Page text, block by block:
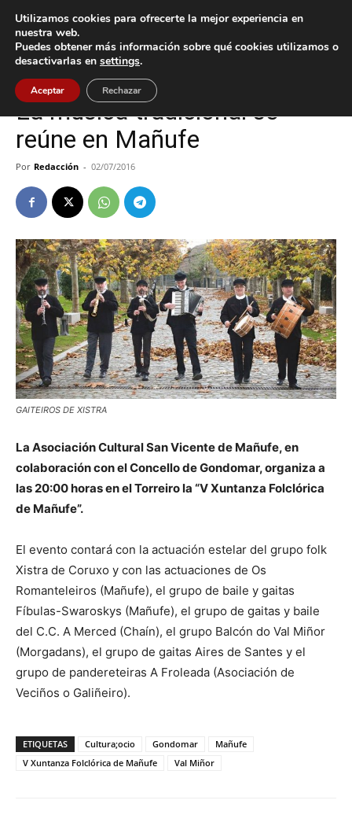
Inicio Cultura / Ocio
Cultura / Ocio Gondomar
La música tradicional se
reúne en Mañufe
Por Redacción - 02/07/2016
GAITEIROS DE XISTRA
La Asociación Cultural San Vicente de Mañufe, en
colaboración con el Concello de Gondomar, organiza a
las 20:00 horas en el Torreiro la “V Xuntanza Folclórica
de Mañufe”.
El evento contará con la actuación estelar del grupo folk
Xistra de Coruxo y con las actuaciones de Os
Romanteleiros (Mañufe), el grupo de baile y gaitas
Fíbulas-Swaroskys (Mañufe), el grupo de gaitas y baile
del C.C. A Merced (Chaín), el grupo Balcón do Val Miñor
(Morgadans), el grupo de gaitas Aires de Santes y el
grupo de pandereteiras A Froleada (Asociación de
Veciños o Galiñeiro).
ETIQUETAS Cultura;ocio Gondomar
Mañufe
V Xuntanza Folclórica de Mañufe
Val Miñor
Utilizamos cookies para ofrecerte la mejor experiencia en
nuestra web.
Puedes obtener más información sobre qué cookies utilizamos o
desactivarlas en settings.
Aceptar Rechazar